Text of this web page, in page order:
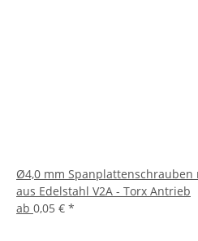
Ø4,0 mm Spanplattenschrauben
aus Edelstahl V2A - Torx Antrieb
ab 0,05 € *